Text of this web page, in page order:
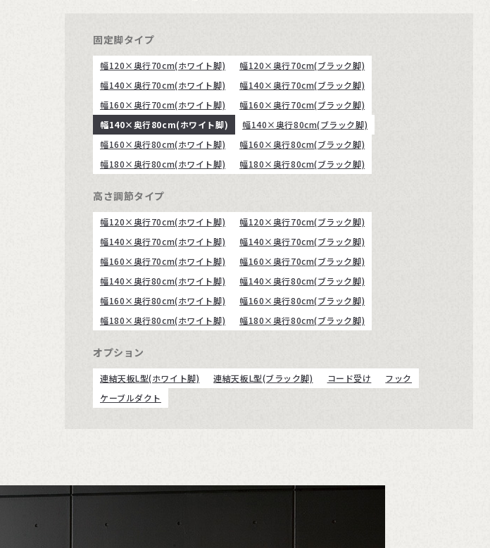
固定脚タイプ
幅120×奥行70cm(ホワイト脚)
幅120×奥行70cm(ブラック脚)
幅140×奥行70cm(ホワイト脚)
幅140×奥行70cm(ブラック脚)
幅160×奥行70cm(ホワイト脚)
幅160×奥行70cm(ブラック脚)
幅140×奥行80cm(ホワイト脚)
幅140×奥行80cm(ブラック脚)
幅160×奥行80cm(ホワイト脚)
幅160×奥行80cm(ブラック脚)
幅180×奥行80cm(ホワイト脚)
幅180×奥行80cm(ブラック脚)
高さ調節タイプ
幅120×奥行70cm(ホワイト脚)
幅120×奥行70cm(ブラック脚)
幅140×奥行70cm(ホワイト脚)
幅140×奥行70cm(ブラック脚)
幅160×奥行70cm(ホワイト脚)
幅160×奥行70cm(ブラック脚)
幅140×奥行80cm(ホワイト脚)
幅140×奥行80cm(ブラック脚)
幅160×奥行80cm(ホワイト脚)
幅160×奥行80cm(ブラック脚)
幅180×奥行80cm(ホワイト脚)
幅180×奥行80cm(ブラック脚)
オプション
連結天板L型(ホワイト脚) 連結天板L型(ブラック脚) コード受け
フック
ケーブルダクト